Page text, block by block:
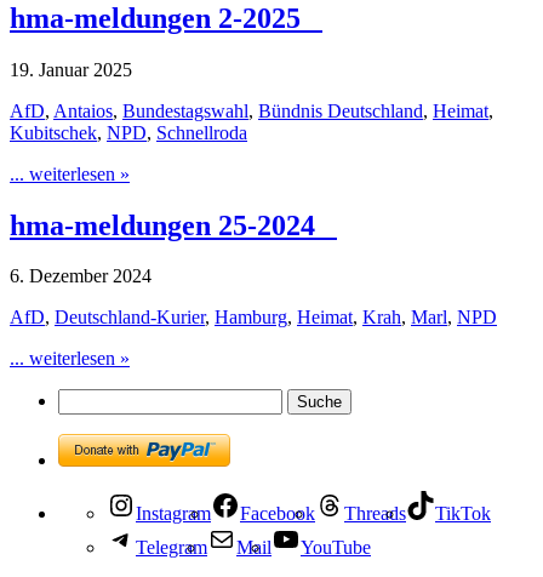
hma-meldungen 2-2025
19. Januar 2025
AfD, Antaios, Bundestagswahl, Bündnis Deutschland, Heimat,
Kubitschek, NPD, Schnellroda
... weiterlesen »
hma-meldungen 25-2024
6. Dezember 2024
AfD, Deutschland-Kurier, Hamburg, Heimat, Krah, Marl, NPD
... weiterlesen »
Instagram Facebook Threads
TikTok
Telegram
Mail YouTube